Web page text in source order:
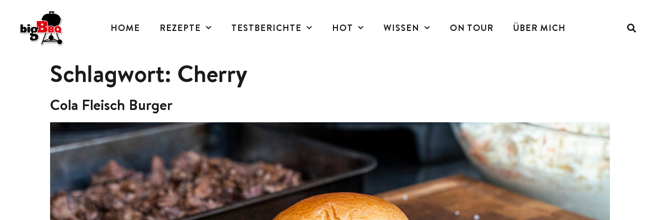
HOME REZEPTE TESTBERICHTE HOT WISSEN ON TOUR ÜBER MICH
Schlagwort: Cherry
Cola Fleisch Burger